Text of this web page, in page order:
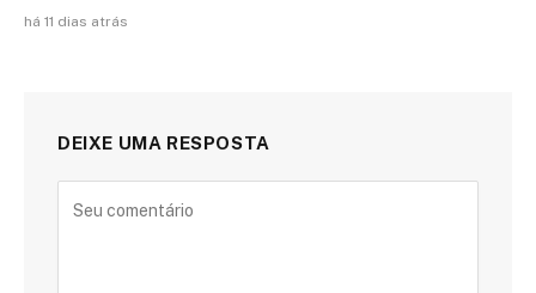
há 11 dias atrás
DEIXE UMA RESPOSTA